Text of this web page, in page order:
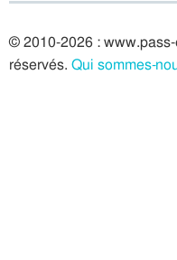
© 2010-2026 :
réservés. Qui sommes-